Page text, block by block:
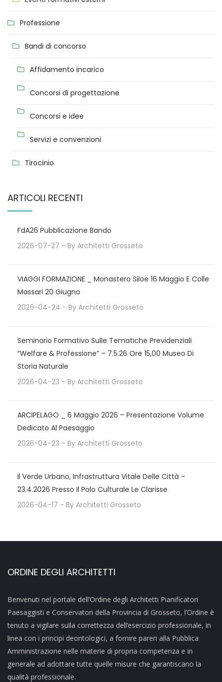
Professione
Bandi di concorso
Affidamento incarico
Concorsi di progettazione
Concorsi e idee
Servizi e convenzioni
Tirocinio
ARTICOLI RECENTI
FdA26 Pubblicazione Bando
2026-07-27 - By Architetti Grosseto
VIAGGI FORMAZIONE _ Monastero Siloe 16 Maggio E Colle
Massari 20 Giugno
2026-04-24 - By Architetti Grosseto
Seminario Formativo Sulle Tematiche Previdenziali
“Welfare & Professione” – 7.5.26 Ore 15,00 Museo Di
Storia Naturale
2026-04-23 - By Architetti Grosseto
ARCIPELAGO _ 6 Maggio 2026 – Presentazione Volume
Dedicato Al Paesaggio
2026-04-23 - By Architetti Grosseto
Il Verde Urbano, Infrastruttura Vitale Delle Città –
23.4.2026 Presso Il Polo Culturale Le Clarisse
2026-04-17 - By Architetti Grosseto
ORDINE DEGLI ARCHITETTI
Benvenuti nel portale dell’Ordine degli Architetti Pianificatori
Paesaggisti e Conservatori della Provincia di Grosseto, l’Ordine è
tenuto a vigilare sulla correttezza dell’esercizio professionale, in
linea con i principi deontologici, a fornire pareri alla Pubblica
Amministrazione nelle materie di propria competenza e in
generale ad adottare tutte quelle misure che garantiscano la
qualità professionale.